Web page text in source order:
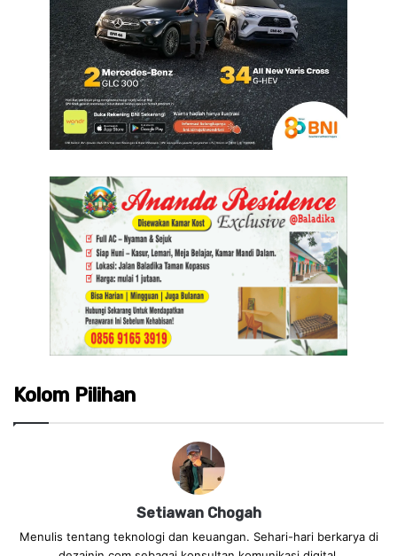
Kolom Pilihan
Setiawan Chogah
Menulis tentang teknologi dan keuangan. Sehari-hari berkarya di